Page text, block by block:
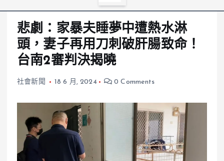
悲劇：家暴夫睡夢中遭熱水淋
頭，妻子再用刀刺破肝腸致命！
台南2審判決揭曉
社會新聞 18 6 月, 2024 0 Comments